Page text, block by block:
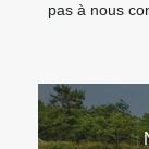
pas à nous